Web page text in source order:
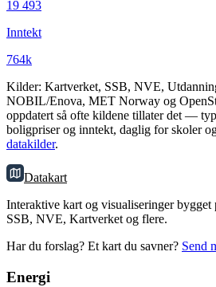
19 493
Inntekt
764k
Kilder: Kartverket, SSB, NVE,
NOBIL/Enova, MET Norway og
oppdatert så ofte kildene tillater det —
boligpriser og inntekt, daglig for skoler
datakilder.
Datakart
Interaktive kart og visualiseringer bygget
SSB, NVE, Kartverket og flere.
Har du forslag? Et kart du savner? Send
Energi